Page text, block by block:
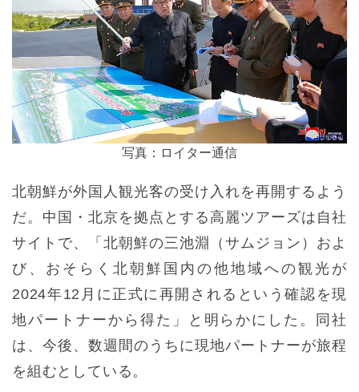
写真：ロイター通信
北朝鮮が外国人観光客の受け入れを再開するよう
だ。中国・北京を拠点とする高麗ツアーズは自社
サイトで、「北朝鮮の三池淵（サムジョン）およ
び、おそらく北朝鮮国内の他地域への観光が
2024年12月に正式に再開されるという確認を現
地パートナーから得た」と明らかにした。同社
は、今後、数週間のうちに現地パートナーが旅程
を組むとしている。